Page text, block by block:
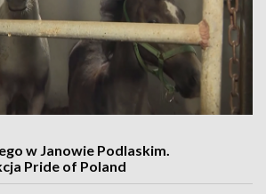
w Janowie Podlaskim.
Pride of Poland